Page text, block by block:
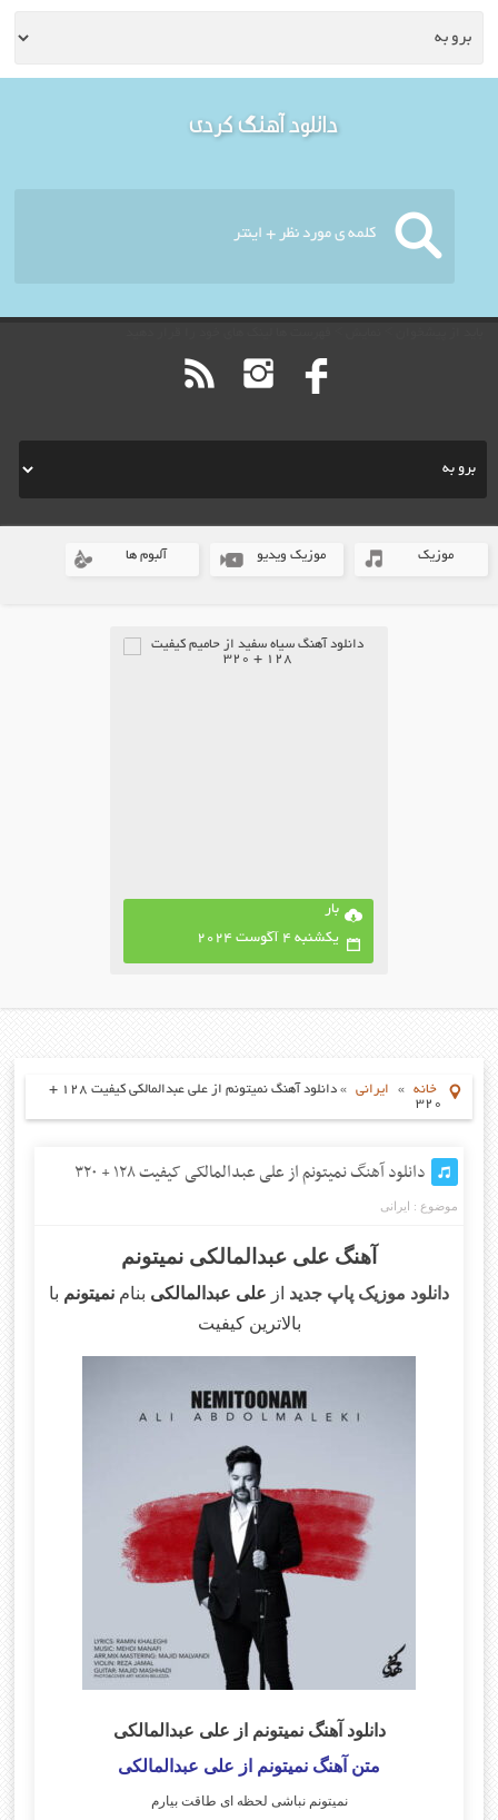
دانلود آهنگ کردی
موزیک موزیک ویدیو آلبوم ها
بار
یکشنبه 4 آگوست 2024
خانه » ایرانی »
دانلود آهنگ نمیتونم از علی عبدالمالکی کیفیت ۱۲۸ +
۳۲۰
دانلود آهنگ نمیتونم از علی عبدالمالکی کیفیت ۱۲۸ + ۳۲۰
موضوع : ایرانی
آهنگ علی عبدالمالکی نمیتونم
دانلود موزیک پاپ جدید از علی عبدالمالکی بنام نمیتونم با
بالاترین کیفیت
دانلود آهنگ نمیتونم از علی عبدالمالکی
متن آهنگ نمیتونم از علی عبدالمالکی
نمیتونم نباشی لحظه ای طاقت بیارم